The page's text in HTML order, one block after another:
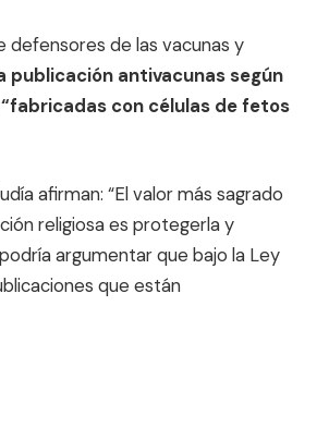
defensores de las vacunas y
publicación antivacunas según
con células de fetos
afirman: “El valor más sagrado
religiosa es protegerla y
argumentar que bajo la Ley
que están